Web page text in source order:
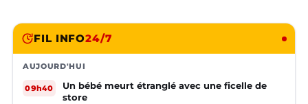
FIL INFO24/7
AUJOURD'HUI
09h40
Un bébé meurt étranglé avec une ficelle de
store